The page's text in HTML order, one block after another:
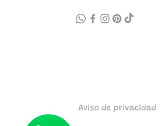
Aviso de privacidad